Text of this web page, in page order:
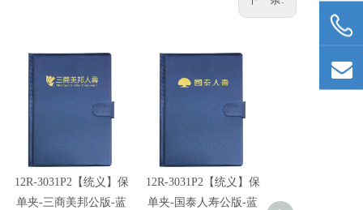
12R-3031P2【统义】保
单夹-三商美邦公版-蓝
12R-3031P2【统义】保
单夹-国泰人寿公版-蓝
单夹-远雄人寿